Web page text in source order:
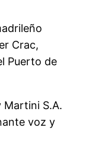
Crac,
Puerto de
Martini S.A.
voz y